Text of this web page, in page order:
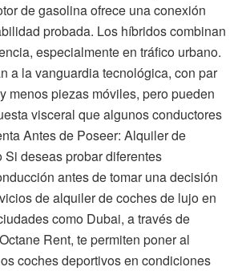
de gasolina ofrece una conexión
probada. Los híbridos combinan
especialmente en tráfico urbano.
a la vanguardia tecnológica, con par
menos piezas móviles, pero pueden
visceral que algunos conductores
Antes de Poseer: Alquiler de
Si deseas probar diferentes
antes de tomar una decisión
de alquiler de coches de lujo en
como Dubai, a través de
Rent, te permiten poner al
coches deportivos en condiciones